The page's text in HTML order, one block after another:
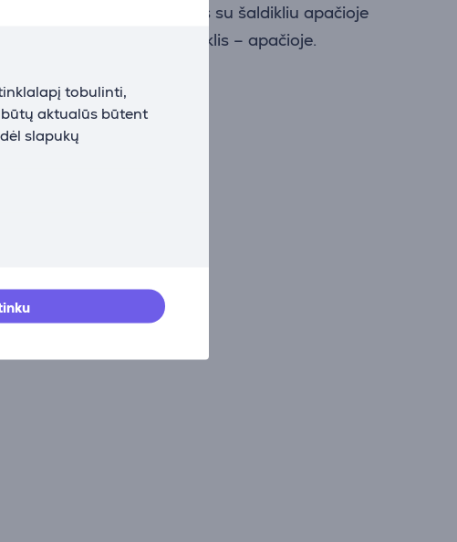
tobulinti,
aktualūs būtent
slapukų
arba apačioje. Modelis su šaldikliu apačioje
rečiau naudojamas šaldiklis – apačioje.